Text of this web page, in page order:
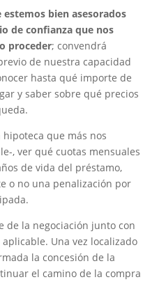
bien asesorados
de confianza que nos
proceder; convendrá
de nuestra capacidad
hasta qué importe de
y saber sobre qué precios
que más nos
, ver qué cuotas mensuales
de vida del préstamo,
o no una penalización por
de la negociación junto con
Una vez localizado
la concesión de la
el camino de la compra